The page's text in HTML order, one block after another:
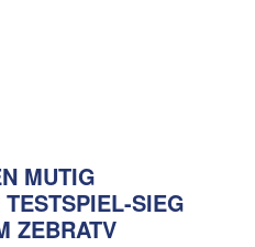
MUTIG
SIEG
ZEBRATV